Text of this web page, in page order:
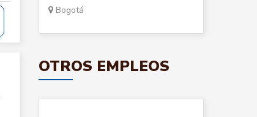
Bogotá
OTROS EMPLEOS